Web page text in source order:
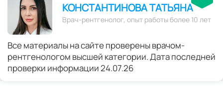
КОНСТАНТИНОВА ТАТЬЯНА
Врач-рентгенолог, опыт работы более 10 лет
Все материалы на сайте проверены врачом-
рентгенологом высшей категории. Дата последней
проверки информации 24.07.26